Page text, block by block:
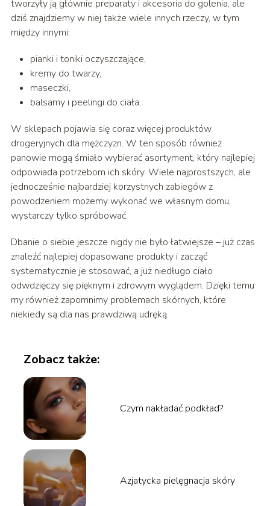
tworzyły ją głównie preparaty i akcesoria do golenia, ale
dziś znajdziemy w niej także wiele innych rzeczy, w tym
między innymi:
pianki i toniki oczyszczające,
kremy do twarzy,
maseczki,
balsamy i peelingi do ciała.
W sklepach pojawia się coraz więcej produktów
drogeryjnych dla mężczyzn. W ten sposób również
panowie mogą śmiało wybierać asortyment, który najlepiej
odpowiada potrzebom ich skóry. Wiele najprostszych, ale
jednocześnie najbardziej korzystnych zabiegów z
powodzeniem możemy wykonać we własnym domu,
wystarczy tylko spróbować.
Dbanie o siebie jeszcze nigdy nie było łatwiejsze – już czas
znaleźć najlepiej dopasowane produkty i zacząć
systematycznie je stosować, a już niedługo ciało
odwdzięczy się pięknym i zdrowym wyglądem. Dzięki temu
my również zapomnimy problemach skórnych, które
niekiedy są dla nas prawdziwą udręką.
Zobacz także:
Czym nakładać podkład?
Azjatycka pielęgnacja skóry